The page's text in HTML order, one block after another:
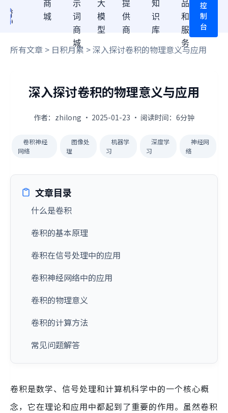
商
城
示
词
商
城
大
模
型
提
供
商
知
识
库
品
和
服
务
控
制
台
所有文章 > 日积月累 > 深入探讨卷积的物理意义与应用
深入探讨卷积的物理意义与应用
作者：zhilong · 2025-01-23 · 阅读时间：6分钟
卷积神经
网络
图像处
理
机器学
习
深度学
习
神经网
络
文章目录
什么是卷积
卷积的基本原理
卷积在信号处理中的应用
卷积神经网络中的应用
卷积的物理意义
卷积的计算方法
常见问题解答
卷积是数学、信号处理和计算机科学中的一个核心概
念，它在理论和应用中都起到了重要的作用。虽然卷积